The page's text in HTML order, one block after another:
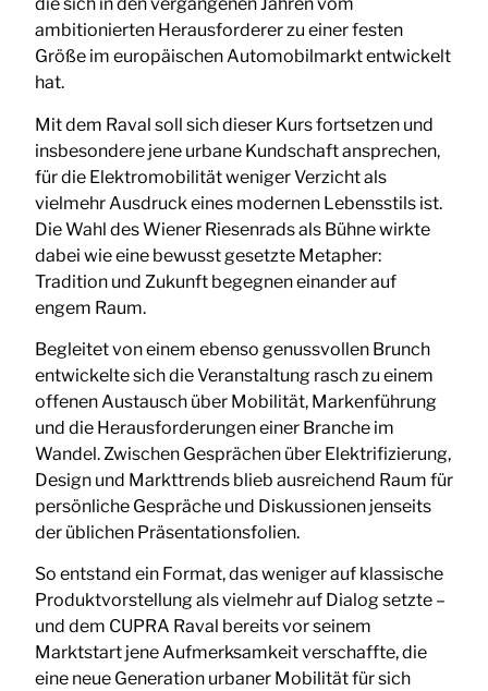
ambitionierten Herausforderer zu einer festen
Größe im europäischen Automobilmarkt entwickelt
hat.
Mit dem Raval soll sich dieser Kurs fortsetzen und
insbesondere jene urbane Kundschaft ansprechen,
für die Elektromobilität weniger Verzicht als
vielmehr Ausdruck eines modernen Lebensstils ist.
Die Wahl des Wiener Riesenrads als Bühne wirkte
dabei wie eine bewusst gesetzte Metapher:
Tradition und Zukunft begegnen einander auf
engem Raum.
Begleitet von einem ebenso genussvollen Brunch
entwickelte sich die Veranstaltung rasch zu einem
offenen Austausch über Mobilität, Markenführung
und die Herausforderungen einer Branche im
Wandel. Zwischen Gesprächen über Elektrifizierung,
Design und Markttrends blieb ausreichend Raum für
persönliche Gespräche und Diskussionen jenseits
der üblichen Präsentationsfolien.
So entstand ein Format, das weniger auf klassische
Produktvorstellung als vielmehr auf Dialog setzte –
und dem CUPRA Raval bereits vor seinem
Marktstart jene Aufmerksamkeit verschaffte, die
eine neue Generation urbaner Mobilität für sich